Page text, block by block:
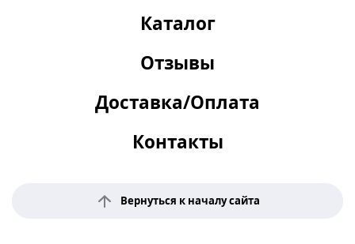
Каталог
Отзывы
Доставка/Оплата
Контакты
Вернуться к началу сайта